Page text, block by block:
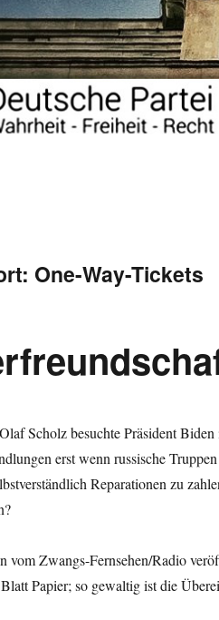
One-Way-Tickets
Scholz besuchte Präsident
erst wenn russische
Reparationen zu
vom Zwangs-Fernsehen/Radio
Papier; so gewaltig ist die